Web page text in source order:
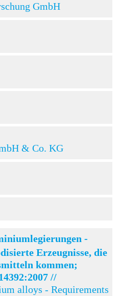
GmbH
& Co. KG
-
Erzeugnisse, die
kommen;
//
alloys - Requirements